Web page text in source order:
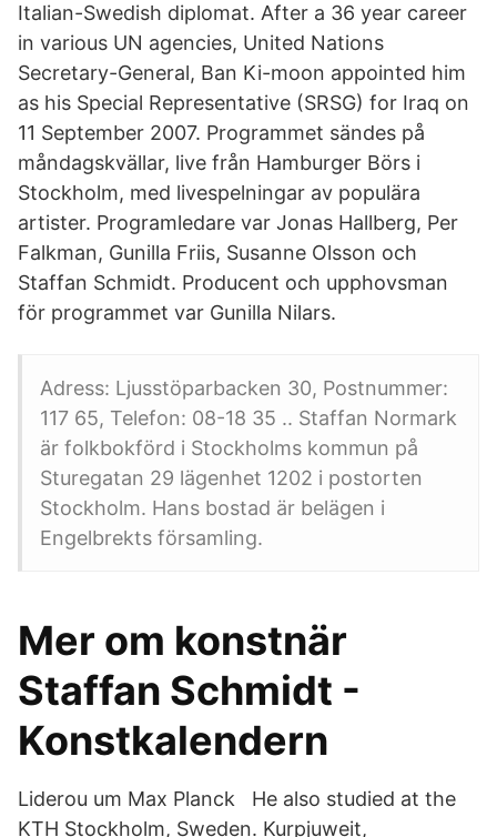
Italian-Swedish diplomat. After a 36 year career
in various UN agencies, United Nations
Secretary-General, Ban Ki-moon appointed him
as his Special Representative (SRSG) for Iraq on
11 September 2007. Programmet sändes på
måndagskvällar, live från Hamburger Börs i
Stockholm, med livespelningar av populära
artister. Programledare var Jonas Hallberg, Per
Falkman, Gunilla Friis, Susanne Olsson och
Staffan Schmidt. Producent och upphovsman
för programmet var Gunilla Nilars.
Adress: Ljusstöparbacken 30, Postnummer:
117 65, Telefon: 08-18 35 .. Staffan Normark
är folkbokförd i Stockholms kommun på
Sturegatan 29 lägenhet 1202 i postorten
Stockholm. Hans bostad är belägen i
Engelbrekts församling.
Mer om konstnär
Staffan Schmidt -
Konstkalendern
Liderou um Max Planck He also studied at the
KTH Stockholm, Sweden. Kurpjuweit,